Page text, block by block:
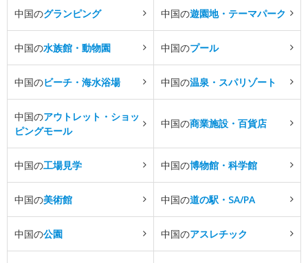
中国のグランピング 中国の遊園地・テーマパーク
中国の水族館・動物園 中国のプール
中国のビーチ・海水浴場 中国の温泉・スパリゾート
中国のアウトレット・ショッ
ピングモール
中国の商業施設・百貨店
中国の工場見学 中国の博物館・科学館
中国の美術館 中国の道の駅・SA/PA
中国の公園 中国のアスレチック